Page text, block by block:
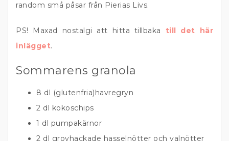
random små påsar från Pierias Livs.
PS! Maxad nostalgi att hitta tillbaka till det här
inlägget.
Sommarens granola
8 dl (glutenfria)havregryn
2 dl kokoschips
1 dl pumpakärnor
2 dl grovhackade hasselnötter och valnötter